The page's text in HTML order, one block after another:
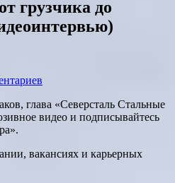
грузчика до
глава «Северсталь Стальные
видео и подписывайтесь
вакансиях и карьерных